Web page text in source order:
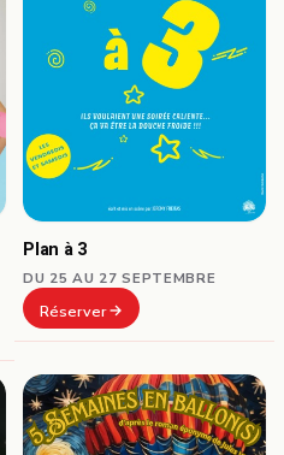
Plan à 3
DU 25 AU 27 SEPTEMBRE
Réserver